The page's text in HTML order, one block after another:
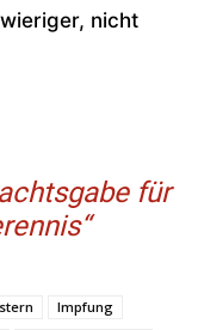
nicht
für
Impfung